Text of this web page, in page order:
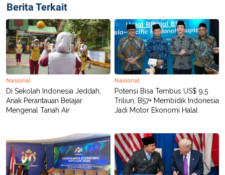
PEDOMAN
PEMBERITAAN
SIBER
PRIVACY
POLICY
Berita Terkait
Nasional
Di Sekolah Indonesia Jeddah,
Anak Perantauan Belajar
Mengenal Tanah Air
Nasional
Potensi Bisa Tembus US$ 9,5
Triliun, B57+ Membidik Indonesia
Jadi Motor Ekonomi Halal